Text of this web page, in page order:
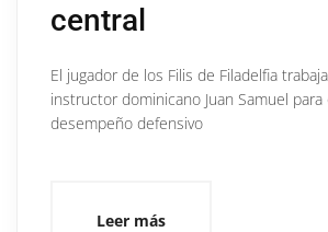
central
El jugador de los Filis de Filadelfia
instructor dominicano Juan Samuel
desempeño defensivo
Leer más